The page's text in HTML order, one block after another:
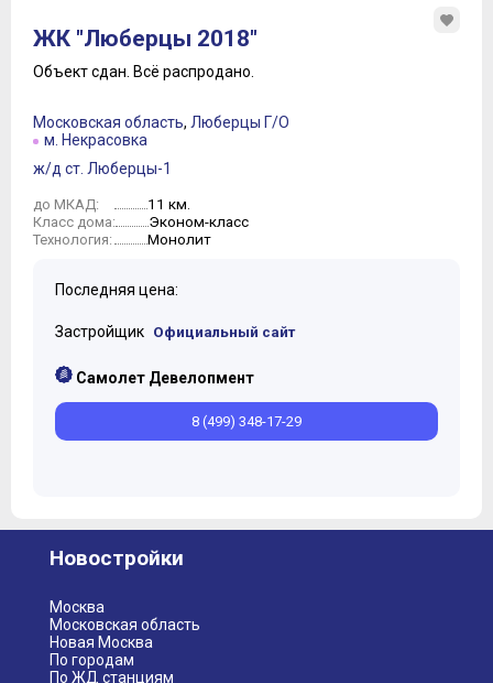
3
4
6
7
ЖК "Люберцы 2018"
Объект сдан. Всё распродано.
Московская область, Люберцы Г/О
м. Некрасовка
ж/д ст. Люберцы-1
до МКАД: 11 км.
Класс дома: Эконом-класс
Технология: Монолит
Последняя цена:
Застройщик Официальный сайт
Самолет Девелопмент
8 (499) 348-17-29
Новостройки
Москва
Московская область
Новая Москва
По городам
По ЖД станциям